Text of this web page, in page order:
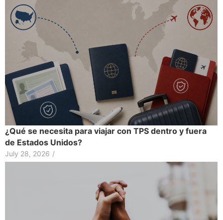
¿Qué se necesita para viajar con TPS dentro y fuera
de Estados Unidos?
July 28, 2026 /